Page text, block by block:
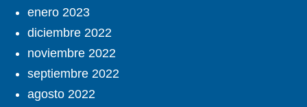
enero 2023
diciembre 2022
noviembre 2022
septiembre 2022
agosto 2022